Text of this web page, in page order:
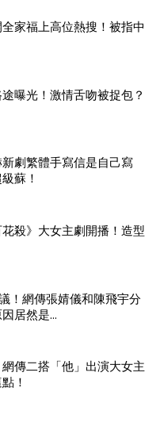
家福上高位熱搜！被指中
曝光！激情舌吻被捉包？
劇繁體手寫信是自己寫
蘇！
殺》大女主劇開播！造型
！網傳張婧儀和陳飛宇分
居然是…
傳二搭「他」出演大女主
！